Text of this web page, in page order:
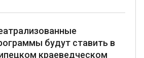
будут ставить в
краеведческом